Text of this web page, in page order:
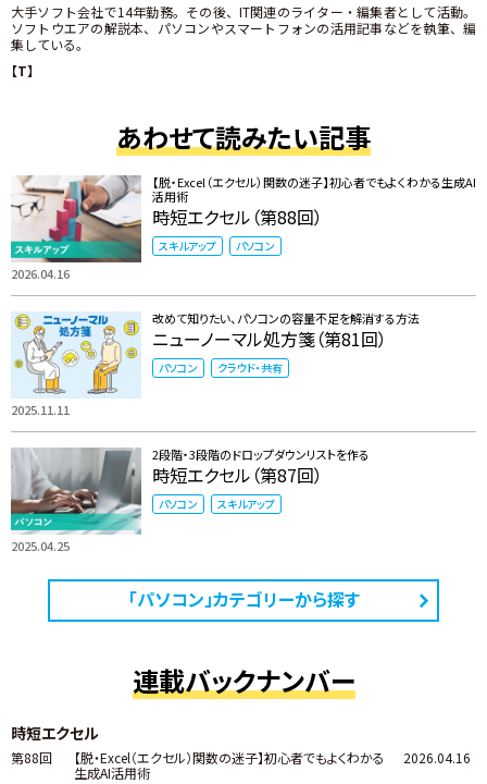
大手ソフト会社で14年勤務。その後、IT関連のライター・編集者として活動。
ソフトウエアの解説本、パソコンやスマートフォンの活用記事などを執筆、編
集している。
【T】
あわせて読みたい記事
2026.04.16
【脱・Excel（エクセル）関数の迷子】初心者でもよくわかる生成AI
活用術
時短エクセル（第88回）
スキルアップ パソコン
2025.11.11
改めて知りたい、パソコンの容量不足を解消する方法
ニューノーマル処方箋（第81回）
パソコン クラウド・共有
2025.04.25
2段階・3段階のドロップダウンリストを作る
時短エクセル（第87回）
パソコン スキルアップ
「パソコン」カテゴリーから探す
連載バックナンバー
時短エクセル
第88回
【脱・Excel（エクセル）関数の迷子】初心者でもよくわかる
生成AI活用術
2026.04.16